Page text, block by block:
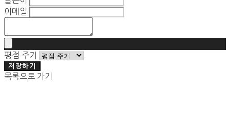
이메일
평점 주기
저장하기
목록으로 가기